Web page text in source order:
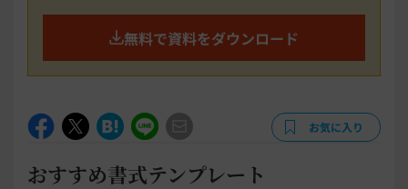
無料で資料をダウンロード
お気に入り
おすすめ書式テンプレート